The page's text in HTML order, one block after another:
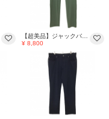
【超美品】ジャックバニー パンツ カーキ×黒 ロゴプリント ストレッチ メンズ 4(M) ゴルフウェア 2026年モデル Jack Bunny
¥ 8,800